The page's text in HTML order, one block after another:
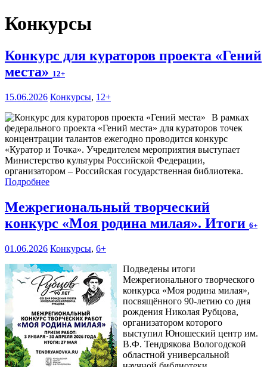
Конкурсы
Конкурс для кураторов проекта «Гений
места» 12+
15.06.2026 Конкурсы, 12+
В рамках
федерального проекта «Гений места» для кураторов точек
концентрации талантов ежегодно проводится конкурс
«Куратор и Точка». Учредителем мероприятия выступает
Министерство культуры Российской Федерации,
организатором – Российская государственная библиотека.
Подробнее
Межрегиональный творческий
конкурс «Моя родина милая». Итоги 6+
01.06.2026 Конкурсы, 6+
Подведены итоги
Межрегионального творческого
конкурса «Моя родина милая»,
посвящённого 90-летию со дня
рождения Николая Рубцова,
организатором которого
выступил Юношеский центр им.
В.Ф. Тендрякова Вологодской
областной универсальной